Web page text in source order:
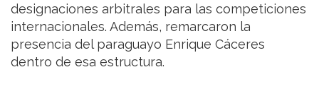
designaciones arbitrales para las competiciones
internacionales. Además, remarcaron la
presencia del paraguayo Enrique Cáceres
dentro de esa estructura.